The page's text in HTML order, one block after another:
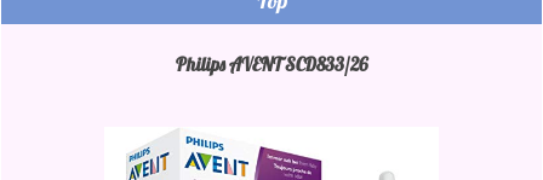
Philips AVENT SCD833/26